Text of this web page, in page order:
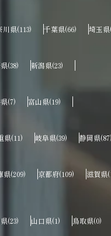
川県(113) 千葉県(66) 埼玉県
(38) 新潟県(23)
(7) 富山県(19)
県(11) 岐阜県(39) 静岡県(87)
県(209) 京都府(109) 滋賀県
(23) 山口県(1) 鳥取県(0)